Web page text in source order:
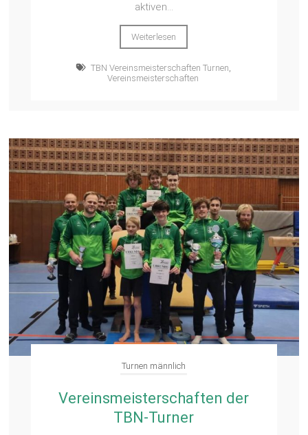
aktiven...
Weiterlesen
TBN Vereinsmeisterschaften Turnen,
Vereinsmeisterschaften
Turnen männlich
Vereinsmeisterschaften der
TBN-Turner